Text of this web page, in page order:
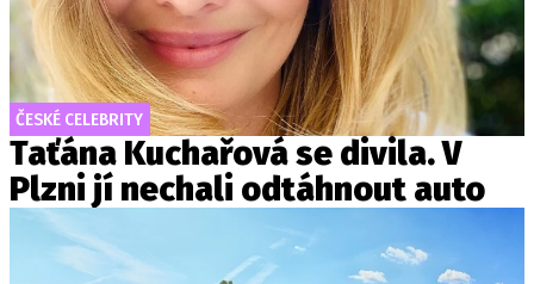
ČESKÉ CELEBRITY
Taťána Kuchařová se divila. V
Plzni jí nechali odtáhnout auto